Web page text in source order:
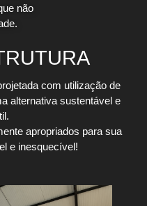
não
com utilização de
alternativa sustentável e
apropriados para sua
e inesquecível!